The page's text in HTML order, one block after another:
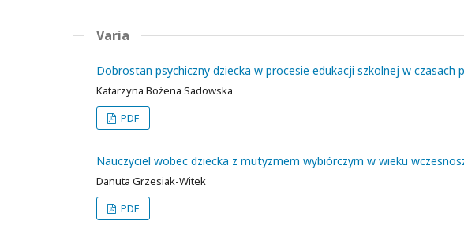
Varia
Dobrostan psychiczny dziecka w procesie edukacji szkolnej w czasach
Katarzyna Bożena Sadowska
PDF
Nauczyciel wobec dziecka z mutyzmem wybiórczym w wieku
Danuta Grzesiak-Witek
PDF